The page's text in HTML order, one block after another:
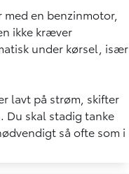
en benzinmotor,
ikke kræver
under kørsel, især
lavt på strøm, skifter
Du skal stadig tanke
så ofte som i